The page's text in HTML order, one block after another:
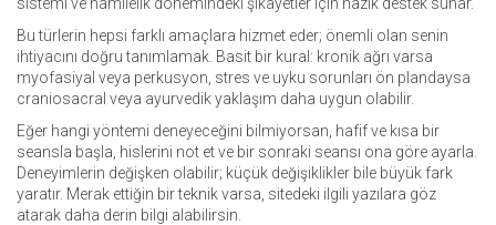
Bu türlerin hepsi farklı amaçlara hizmet eder; önemli olan senin
ihtiyacını doğru tanımlamak. Basit bir kural: kronik ağrı varsa
myofasiyal veya perkusyon, stres ve uyku sorunları ön plandaysa
craniosacral veya ayurvedik yaklaşım daha uygun olabilir.
Eğer hangi yöntemi deneyeceğini bilmiyorsan, hafif ve kısa bir
seansla başla, hislerini not et ve bir sonraki seansı ona göre ayarla.
Deneyimlerin değişken olabilir; küçük değişiklikler bile büyük fark
yaratır. Merak ettiğin bir teknik varsa, sitedeki ilgili yazılara göz
atarak daha derin bilgi alabilirsin.